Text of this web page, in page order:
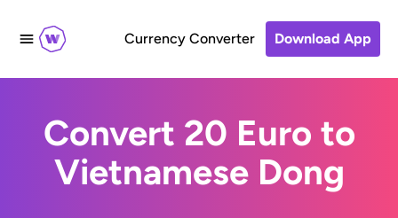
Currency Converter Download App
Convert 20 Euro to
Vietnamese Dong